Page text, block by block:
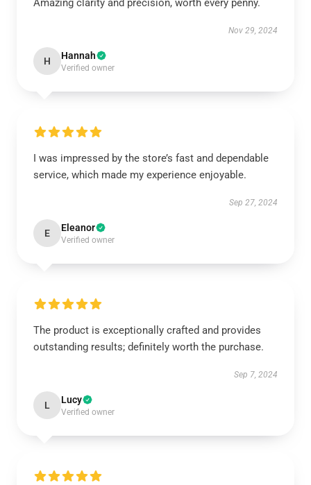
Amazing clarity and precision, worth every penny.
Nov 29, 2024
H Hannah
Verified owner
I was impressed by the store’s fast and dependable
service, which made my experience enjoyable.
Sep 27, 2024
E Eleanor
Verified owner
The product is exceptionally crafted and provides
outstanding results; definitely worth the purchase.
Sep 7, 2024
L Lucy
Verified owner